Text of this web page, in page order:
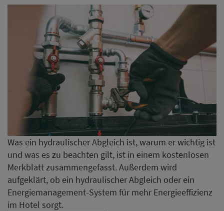
Was ein hydraulischer Abgleich ist, warum er wichtig ist
und was es zu beachten gilt, ist in einem kostenlosen
Merkblatt zusammengefasst. Außerdem wird
aufgeklärt, ob ein hydraulischer Abgleich oder ein
Energiemanagement-System für mehr Energieeffizienz
im Hotel sorgt.